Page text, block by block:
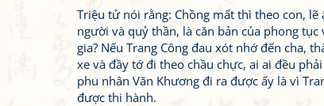
Triệu tử nói rằng: Chồng mất thì theo con,
người và quỷ thần, là căn bản của phong
gia? Nếu Trang Công đau xót nhớ đến cha,
xe và đầy tớ đi theo chầu chực, ai ai đều
phu nhân Văn Khương đi ra được ấy là vì
được thi hành.